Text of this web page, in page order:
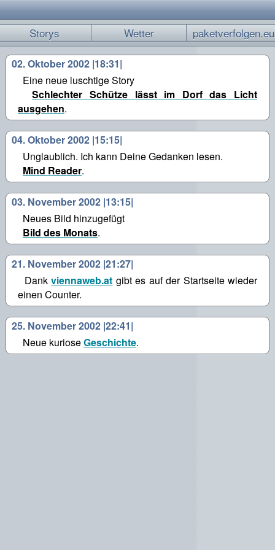
Storys Wetter paketverfolgen.eu
02. Oktober 2002 |18:31|
Eine neue luschtige Story
Schlechter Schütze lässt im Dorf das Licht
ausgehen.
04. Oktober 2002 |15:15|
Unglaublich. Ich kann Deine Gedanken lesen.
Mind Reader.
03. November 2002 |13:15|
Neues Bild hinzugefügt
Bild des Monats.
21. November 2002 |21:27|
Dankviennaweb.at gibt es auf der Startseite wieder
einen Counter.
25. November 2002 |22:41|
Neue kurioseGeschichte.